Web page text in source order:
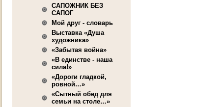
САПОЖНИК БЕЗ
САПОГ
Мой друг - словарь
Выставка «Душа
художника»
«Забытая война»
«В единстве - наша
сила!»
«Дороги гладкой,
ровной…»
«Сытный обед для
семьи на столе…»